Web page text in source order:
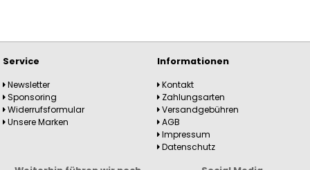
Service
Newsletter
Sponsoring
Widerrufsformular
Unsere Marken
Informationen
Kontakt
Zahlungsarten
Versandgebühren
AGB
Impressum
Datenschutz